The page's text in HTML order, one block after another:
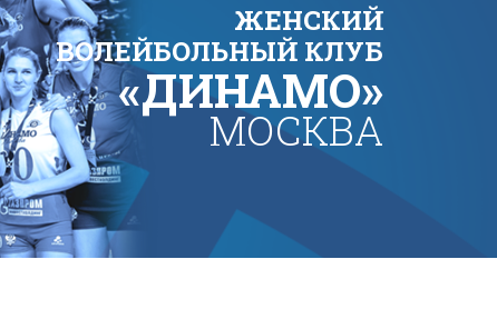
ЖЕНСКИЙ
ВОЛЕЙБОЛЬНЫЙ КЛУБ
«ДИНАМО»
МОСКВА